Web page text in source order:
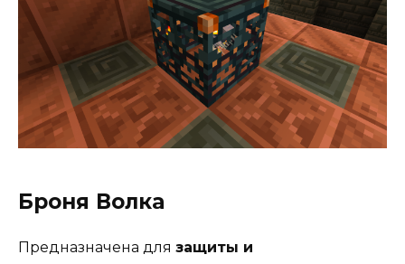
Броня Волка
Предназначена для защиты и